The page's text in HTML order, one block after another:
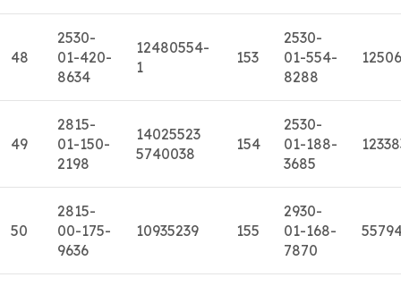
48
2530-
01-420-
8634
12480554-
1
153
2530-
01-554-
8288
49
2815-
01-150-
2198
14025523
5740038
154
2530-
01-188-
3685
50
2815-
00-175-
9636
10935239 155
2930-
01-168-
7870